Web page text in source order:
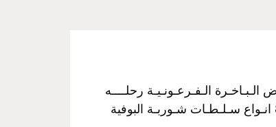
مـتـحـركـة عـرض الـبـاخـرة الـفـرعـونـيـة رحلــــه
الغــــداء سـعـر الـفـرد :350 جـنـيـة مــن الساعـــه 3 عـصراً الـي الـسـاعـــه 5 مـسـاءً غـــداء بـوفـيـة مـفـتـوح 8 انـواع سـلـطـات شـوربـة البوفية